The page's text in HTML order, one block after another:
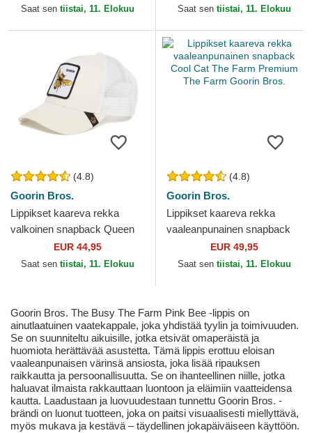
Essential New York Yankees
Saat sen tiistai, 11. Elokuu Saat sen tiistai, 11. Elokuu
(4.8)
Goorin Bros.
Lippikset kaareva rekka
valkoinen snapback Queen
Bee The Farm Goorin Bros.
EUR 44,95
Saat sen tiistai, 11. Elokuu
(4.8)
Goorin Bros.
Lippikset kaareva rekka
vaaleanpunainen snapback
Cool Cat The Farm Premium
The Farm Goorin Bros.
EUR 49,95
Saat sen tiistai, 11. Elokuu
Goorin Bros. The Busy The Farm Pink Bee -lippis on
ainutlaatuinen vaatekappale, joka yhdistää tyylin ja toimivuuden.
Se on suunniteltu aikuisille, jotka etsivät omaperäistä ja
huomiota herättävää asustetta. Tämä lippis erottuu eloisan
vaaleanpunaisen värinsä ansiosta, joka lisää ripauksen
raikkautta ja persoonallisuutta. Se on ihanteellinen niille, jotka
haluavat ilmaista rakkauttaan luontoon ja eläimiin vaatteidensa
kautta. Laadustaan ja luovuudestaan tunnettu Goorin Bros. -
brändi on luonut tuotteen, joka on paitsi visuaalisesti miellyttävä,
myös mukava ja kestävä – täydellinen jokapäiväiseen käyttöön.